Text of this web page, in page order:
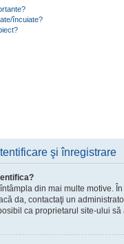
încuiate?
şi înregistrare
din mai multe motive.
da, contactaţi un
ca proprietarul site-ului